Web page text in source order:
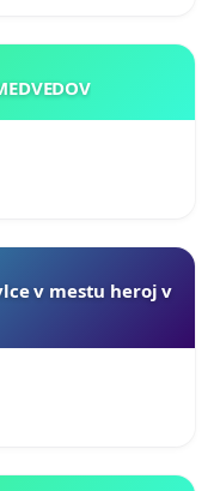
v mestu heroj v